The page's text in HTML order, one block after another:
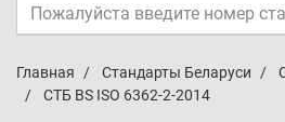
Главная Стандарты Беларуси
СТБ BS ISO 6362-2-2014